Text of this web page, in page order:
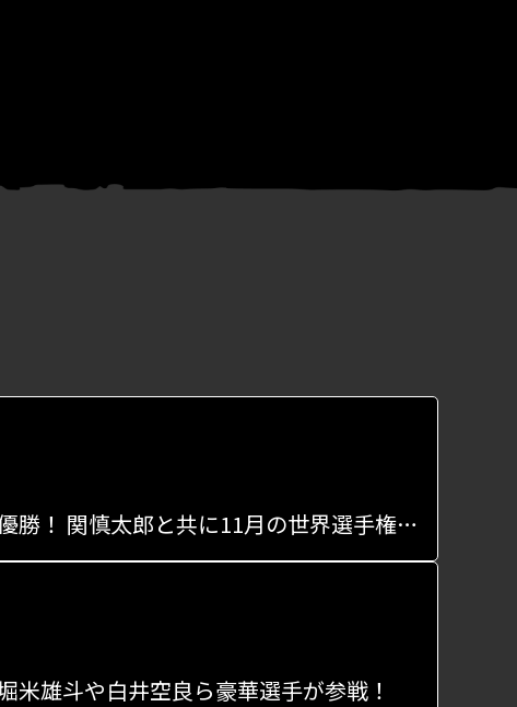
永田悠真が「第5回パルクール日本選手権」のスピードで優勝！ 関慎太郎と共に11月の世界選手権に出場決定！
米雄斗や白井空良ら豪華選手が参戦！